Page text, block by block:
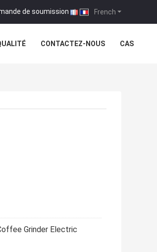
French
de soumission |
CONTACTEZ-NOUS CAS
Grinder Electric